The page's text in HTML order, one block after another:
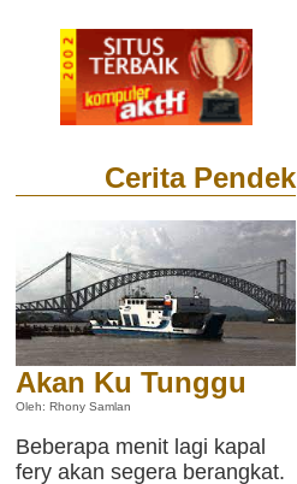
Cerita Pendek
Akan Ku Tunggu
Oleh: Rhony Samlan
Beberapa menit lagi kapal
fery akan segera berangkat.